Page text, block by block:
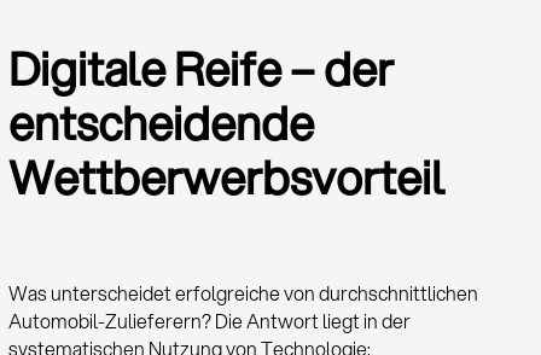
Digitale Reife – der
entscheidende
Wettberwerbsvorteil
Was unterscheidet erfolgreiche von durchschnittlichen
Automobil-Zulieferern? Die Antwort liegt in der
systematischen Nutzung von Technologie: